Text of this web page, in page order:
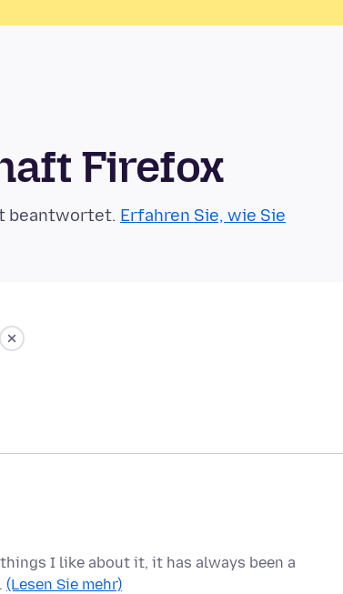
Firefox
beantwortet. Erfahren Sie, wie Sie
I like about it, it has always been a
(Lesen Sie mehr)